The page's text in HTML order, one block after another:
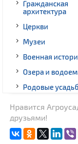
Гражданская
архитектура
Церкви
Музеи
Военная
Озера и
Родовые
Монастыри
Костелы
Нравится
друзьями!